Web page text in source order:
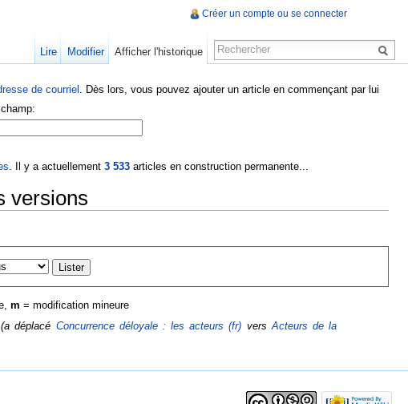
de courriel . Dès lors, vous pouvez ajouter un article en commençant par lui
. Il y a actuellement 3 533articles en construction permanente...
versions
m = modification mineure
(a déplacé Concurrence déloyale : les acteurs (fr) versActeurs de la
Créer un compte ou se connecter
Lire Modifier Afficher l'historique